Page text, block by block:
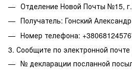
Отделение Новой Почты №15,
Получатель: Гонский
Номер телефона:
3. Сообщите по электронной
№ декларации посланной